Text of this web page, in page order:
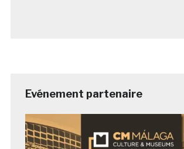
Evénement partenaire